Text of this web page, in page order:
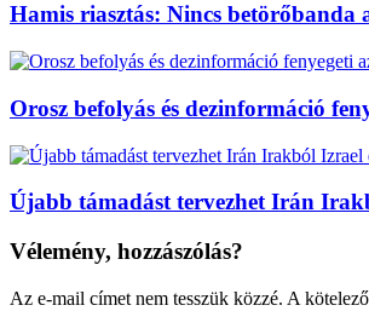
Hamis riasztás: Nincs betörőbanda
Orosz befolyás és dezinformáció
Újabb támadást tervezhet Irán
Vélemény, hozzászólás?
Az e-mail címet nem tesszük közzé. A